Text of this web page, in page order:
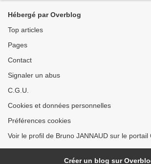
Hébergé par Overblog
Top articles
Pages
Contact
Signaler un abus
C.G.U.
Cookies et données personnelles
Préférences cookies
Voir le profil de Bruno JANNAUD sur le portail
Créer un blog sur